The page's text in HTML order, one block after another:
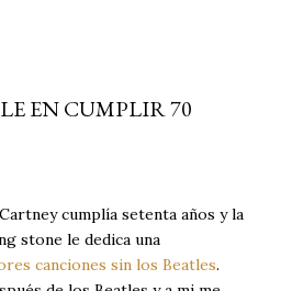
EN CUMPLIR 70
cumplía setenta años y la
stone le dedica una
canciones sin los Beatles.